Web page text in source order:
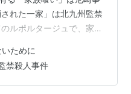
れた一家」は北九州監禁
ルポルタージュで、家族
で知っている方も多い
ていたりするので事件
、私が個人的に興味を持
ために
禁殺人事件